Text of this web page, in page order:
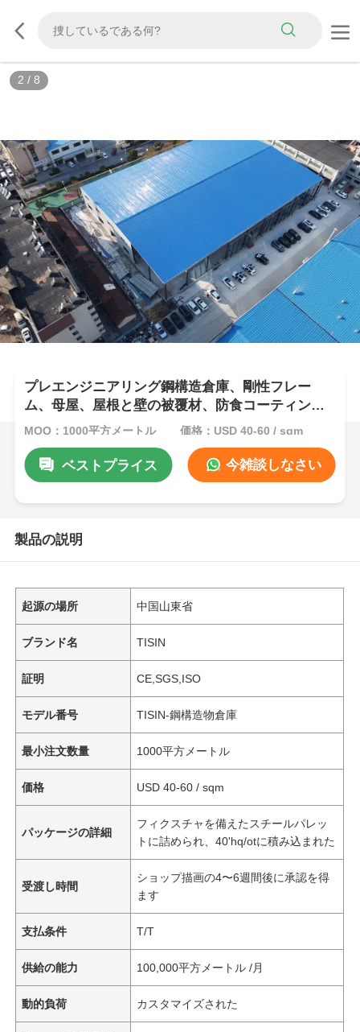
3 / 8
プレエンジニアリング鋼構造倉庫、剛性フレー
ム、母屋、屋根と壁の被覆材、防食コーティン
グ、保管および産業用にカスタマイズされたサイ
MOQ：1000平方メートル 価格：USD 40-60 / sqm
ベストプライス 今雑談しなさい
製品の説明
起源の場所 中国山東省
ブランド名 TISIN
証明 CE,SGS,ISO
モデル番号 TISIN-鋼構造物倉庫
最小注文数量 1000平方メートル
価格 USD 40-60 / sqm
パッケージの詳細
フィクスチャを備えたスチールパレッ
トに詰められ、40'hq/otに積み込まれた
受渡し時間
ショップ描画の4〜6週間後に承認を得
ます
支払条件 T/T
供給の能力 100,000平方メートル /月
動的負荷 カスタマイズされた